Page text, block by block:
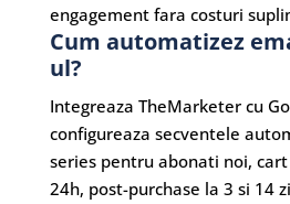
engagement fara costuri
Cum automatizez
ul?
Integreaza TheMarketer cu
configureaza secventele
series pentru abonati noi,
24h, post-purchase la 3 si 14